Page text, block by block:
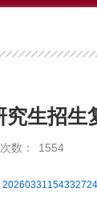
生招生
数： 1554